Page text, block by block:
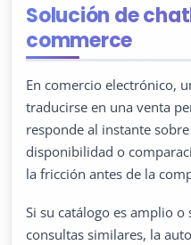
Solución de
commerce
En comercio electrónico,
traducirse en una venta
responde al instante
disponibilidad o
la fricción antes de la
Si su catálogo es amplio
consultas similares, la